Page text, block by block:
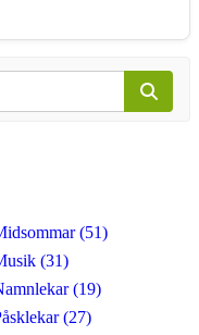
(51)
(31)
(19)
(27)